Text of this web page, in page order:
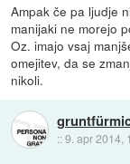
Ampak če pa ljudje
manijaki ne morejo
Oz. imajo vsaj
omejitev, da se
nikoli.
::9. apr 2014,